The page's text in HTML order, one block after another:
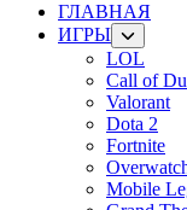
ГЛАВНАЯ
ИГРЫ
LOL
Call of
Valorant
Dota 2
Fortnite
Mobile